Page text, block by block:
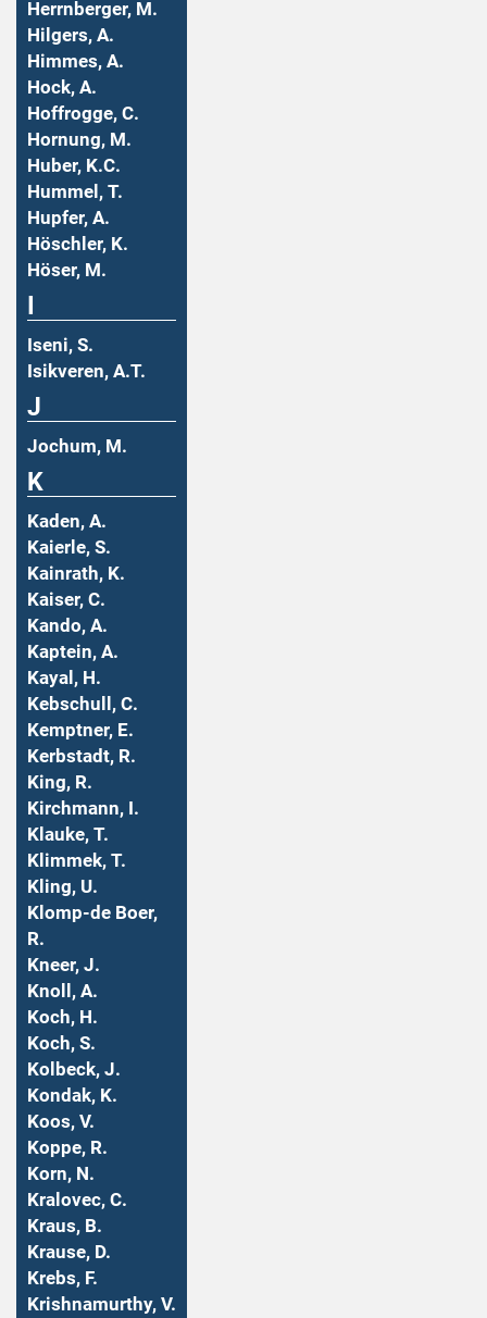
Herrnberger, M.
Hilgers, A.
Himmes, A.
Hock, A.
Hoffrogge, C.
Hornung, M.
Huber, K.C.
Hummel, T.
Hupfer, A.
Höschler, K.
Höser, M.
Iseni, S.
Isikveren, A.T.
J
Jochum, M.
K
Kaden, A.
Kaierle, S.
Kainrath, K.
Kaiser, C.
Kando, A.
Kaptein, A.
Kayal, H.
Kebschull, C.
Kemptner, E.
Kerbstadt, R.
King, R.
Kirchmann, I.
Klauke, T.
Klimmek, T.
Kling, U.
Klomp-de Boer,
R.
Kneer, J.
Knoll, A.
Koch, H.
Koch, S.
Kolbeck, J.
Kondak, K.
Koos, V.
Koppe, R.
Korn, N.
Kralovec, C.
Kraus, B.
Krause, D.
Krebs, F.
Krishnamurthy, V.